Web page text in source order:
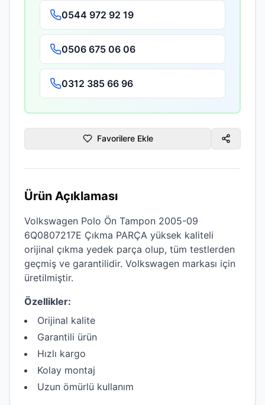
0544 972 92 19
0506 675 06 06
0312 385 66 96
Favorilere Ekle
Ürün Açıklaması
Volkswagen Polo Ön Tampon 2005-09
6Q0807217E Çıkma PARÇA yüksek kaliteli
orijinal çıkma yedek parça olup, tüm testlerden
geçmiş ve garantilidir. Volkswagen markası için
üretilmiştir.
Özellikler:
Orijinal kalite
Garantili ürün
Hızlı kargo
Kolay montaj
Uzun ömürlü kullanım